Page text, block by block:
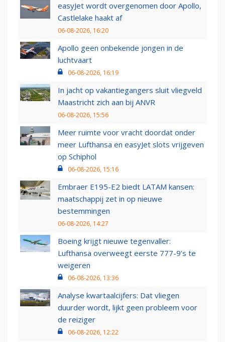
easyJet wordt overgenomen door Apollo,
Castlelake haakt af
06-08-2026, 16:20
Apollo geen onbekende jongen in de
luchtvaart
06-08-2026, 16:19
In jacht op vakantiegangers sluit vliegveld
Maastricht zich aan bij ANVR
06-08-2026, 15:56
Meer ruimte voor vracht doordat onder
meer Lufthansa en easyJet slots vrijgeven
op Schiphol
06-08-2026, 15:16
Embraer E195-E2 biedt LATAM kansen:
maatschappij zet in op nieuwe
bestemmingen
06-08-2026, 14:27
Boeing krijgt nieuwe tegenvaller:
Lufthansa overweegt eerste 777-9’s te
weigeren
06-08-2026, 13:36
Analyse kwartaalcijfers: Dat vliegen
duurder wordt, lijkt geen probleem voor
de reiziger
06-08-2026, 12:22